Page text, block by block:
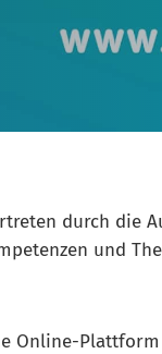
durch die
und